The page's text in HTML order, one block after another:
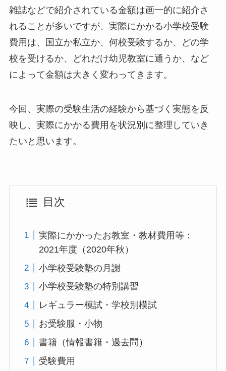
雑誌などで紹介されている金額は画一的に紹介さ
れることが多いですが、実際にかかる小学校受験
費用は、国立か私立か、何校受験するか、どの学
校を受けるか、どれだけ幼児教室に通うか、など
によって金額は大きく変わってきます。
今回、実際の受験生活の経験から基づく実態を反
映し、実際にかかる費用を状況別に整理していき
たいと思います。
目次
実際にかかったお教室・教材費用等：
2021年度（2020年秋）
小学校受験塾の月謝
小学校受験塾の特別講習
レギュラー模試・学校別模試
お受験服・小物
書籍（情報書籍・過去問）
受験費用